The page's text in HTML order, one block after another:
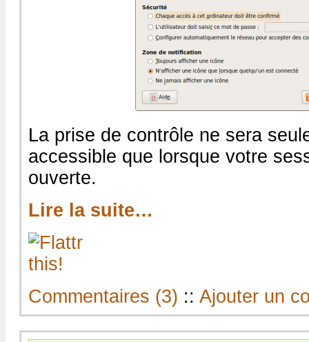
La prise de contrôle ne sera
accessible que lorsque votre
ouverte.
Lire la suite…
Commentaires (3) :: Ajouter un